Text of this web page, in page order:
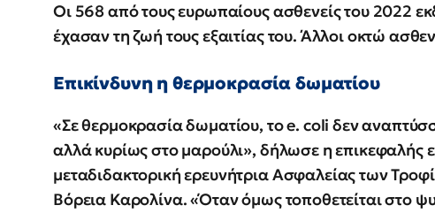
Οι 568 από τους ευρωπαίους ασθενείς του 2022
έχασαν τη ζωή τους εξαιτίας του. Άλλοι οκτώ
Επικίνδυνη η θερμοκρασία δωματίου
«Σε θερμοκρασία δωματίου, το e. coli δεν
αλλά κυρίως στο μαρούλι», δήλωσε η επικεφαλής
μεταδιδακτορική ερευνήτρια Ασφαλείας των
Βόρεια Καρολίνα. «Όταν όμως τοποθετείται στο